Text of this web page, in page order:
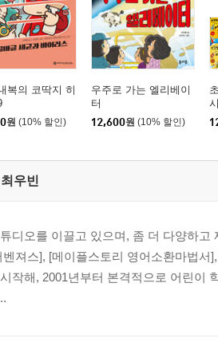
복의 코딱지 히
원 (10% 할인)
우주로 가는 엘리베이
터
12,600원 (10% 할인)
최우빈
디오를 이끌고 있으며, 좀 더 다양하
벤져스], [메이플스토리 영어소환마법
작해, 2001년부터 본격적으로 어린이